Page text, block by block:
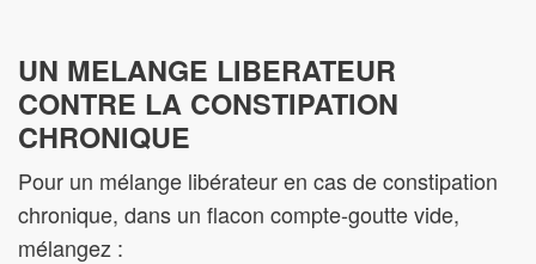
UN MELANGE LIBERATEUR
CONTRE LA CONSTIPATION
CHRONIQUE
Pour un mélange libérateur en cas de constipation
chronique, dans un flacon compte-goutte vide,
mélangez :